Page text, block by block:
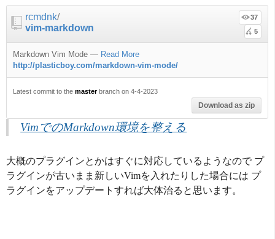
rcmdnk/
vim-markdown
37
5
Markdown Vim Mode — Read More
http://plasticboy.com/markdown-vim-mode/
Latest commit to the masterbranch on 4-4-2023
Download as zip
VimでのMarkdown環境を整える
大概のプラグインとかはすぐに対応しているようなので プ
ラグインが古いまま新しいVimを入れたりした場合には プ
ラグインをアップデートすれば大体治ると思います。